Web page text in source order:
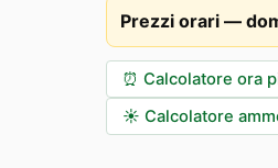
Prezzi orari —
⏰ Calcolatore ora
☀️ Calcolatore